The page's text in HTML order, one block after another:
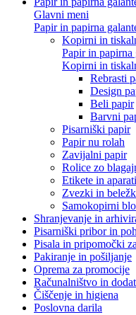
Glavni meni
Papir in papirna
Kopirni in
Papir in papirna
Kopirni in
Rebrasti
Design
Beli papir
Barvni
Pisarniški papir
Papir nu rolah
Zavijalni papir
Rolice zo
Etikete in
Zvezki in
Samokopirni
Shranjevanje in
Pisarniški pribor in
Pisala in pripomočki
Pakiranje in pošiljanje
Oprema za promocije
Računalništvo in
Čiščenje in higiena
Poslovna darila